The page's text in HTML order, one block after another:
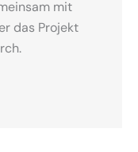
mit
das Projekt